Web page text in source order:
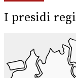
I presidi